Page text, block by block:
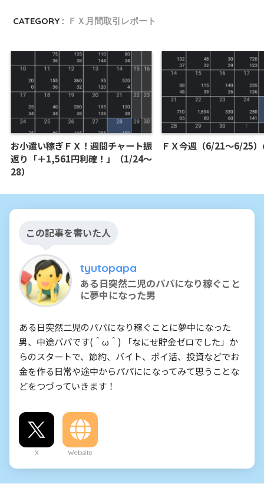
CATEGORY : ＦＸ月間取引レポート
お小遣い稼ぎＦＸ！週間チャート振
返り「＋1,561円利確！」（1/24～
28）
ＦＸ今週（6/21～6/25
この記事を書いた人
tyutopapa
ある日突然二児のパパになり稼ぐこと
に夢中になった男
ある日突然二児のパパになり稼ぐことに夢中になった
男、中途パパです(＾ω＾) 「なにせ貯金ゼロでした」か
らのスタートで、節約、バイト、ポイ活、投資などでお
金を作る日常や途中からパパにになってみて思うことな
どをつづっていきます！
X Website